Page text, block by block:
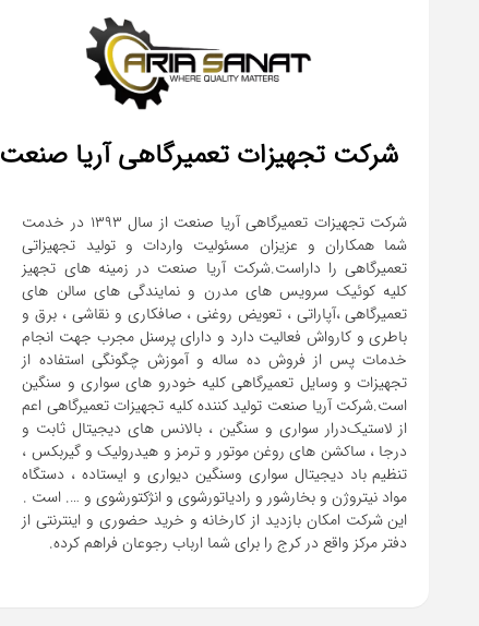
شرکت تجهیزات تعمیرگاهی آریا صنعت
شرکت تجهیزات تعمیرگاهی آریا صنعت از سال ۱۳۹۳ در خدمت
شما همکاران و عزیزان مسئولیت واردات و تولید تجهیزاتی
تعمیرگاهی را داراست.شرکت آریا صنعت در زمینه های تجهیز
کلیه کوئیک سرویس های مدرن و نمایندگی های سالن های
تعمیرگاهی ،آپاراتی ، تعویض روغنی ، صافکاری و نقاشی ، برق و
باطری و کارواش فعالیت دارد و دارای پرسنل مجرب جهت انجام
خدمات پس از فروش ده ساله و آموزش چگونگی استفاده از
تجهیزات و وسایل تعمیرگاهی کلیه خودرو های سواری و سنگین
است.شرکت آریا صنعت تولید کننده کلیه تجهیزات تعمیرگاهی اعم
از لاستیک‌درار سواری و ‌سنگین ، بالانس های دیجیتال ثابت و
درجا ، ساکشن های روغن موتور و ترمز و هیدرولیک و گیربکس ،
تنظیم باد دیجیتال سواری و‌سنگین دیواری و ایستاده ، دستگاه
این شرکت امکان بازدید از کارخانه و خرید حضوری و اینترنتی از
دفتر مرکز واقع در کرج را برای شما ارباب رجوعان فراهم کرده.